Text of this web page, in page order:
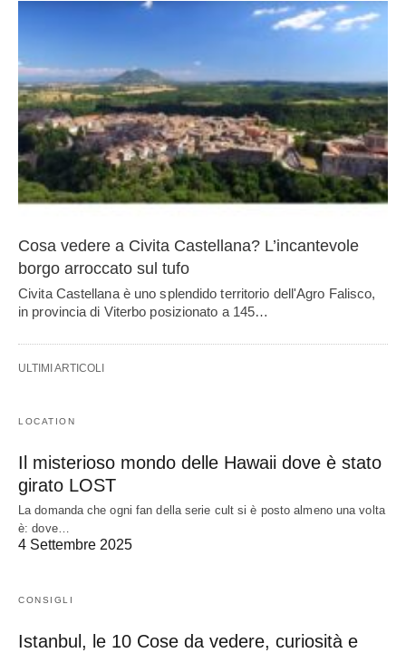
Cosa vedere a Civita Castellana? L’incantevole
borgo arroccato sul tufo
Civita Castellana è uno splendido territorio dell'Agro Falisco,
in provincia di Viterbo posizionato a 145…
ULTIMI ARTICOLI
LOCATION
Il misterioso mondo delle Hawaii dove è stato
girato LOST
La domanda che ogni fan della serie cult si è posto almeno una volta
è: dove…
4 Settembre 2025
CONSIGLI
Istanbul, le 10 Cose da vedere, curiosità e